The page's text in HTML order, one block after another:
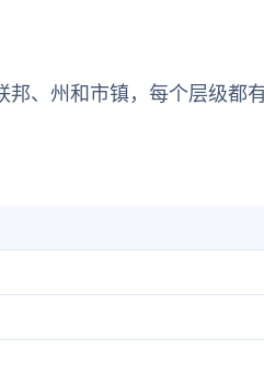
、州和市镇，每个层级都